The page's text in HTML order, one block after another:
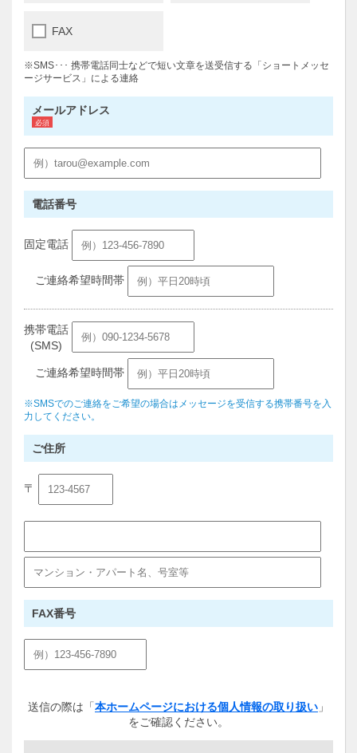
FAX
※SMS･･･ 携帯電話同士などで短い文章を送受信する「ショートメッセ
ージサービス」による連絡
メールアドレス
電話番号
固定電話
ご連絡希望時間帯
携帯電話
(SMS)
ご連絡希望時間帯
※SMSでのご連絡をご希望の場合はメッセージを受信する携帯番号を入
力してください。
ご住所
〒
FAX番号
送信の際は「 本ホームページにおける個人情報の取り扱い 」
をご確認ください。